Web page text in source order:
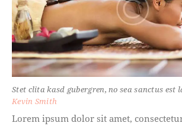
Stet clita kasd gubergren, no sea sanctus est
Kevin Smith
Lorem ipsum dolor sit amet,